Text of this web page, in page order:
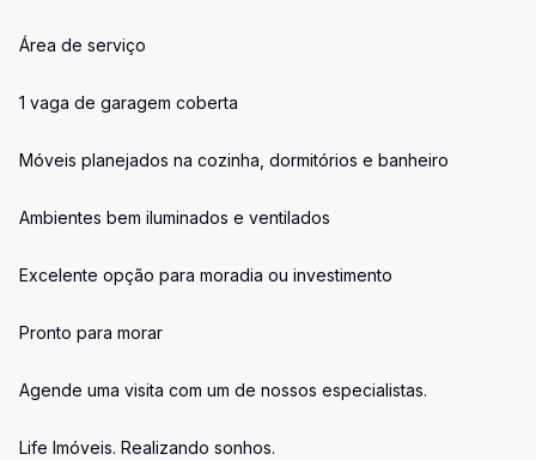
Área de serviço
1 vaga de garagem coberta
Móveis planejados na cozinha, dormitórios e banheiro
Ambientes bem iluminados e ventilados
Excelente opção para moradia ou investimento
Pronto para morar
Agende uma visita com um de nossos especialistas.
Life Imóveis. Realizando sonhos.